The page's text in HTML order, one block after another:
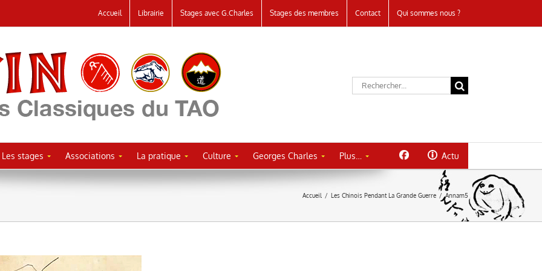
Accueil Librairie Stages avec G.Charles Stages des membres Contact Qui sommes nous ?
Rechercher:
Les stages Associations La pratique Culture Georges Charles Plus… Actu
Accueil / Les Chinois Pendant La Grande Guerre / Annam5